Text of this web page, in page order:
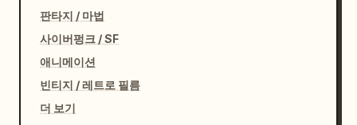
판타지 / 마법
사이버펑크 / SF
애니메이션
빈티지 / 레트로 필름
더 보기